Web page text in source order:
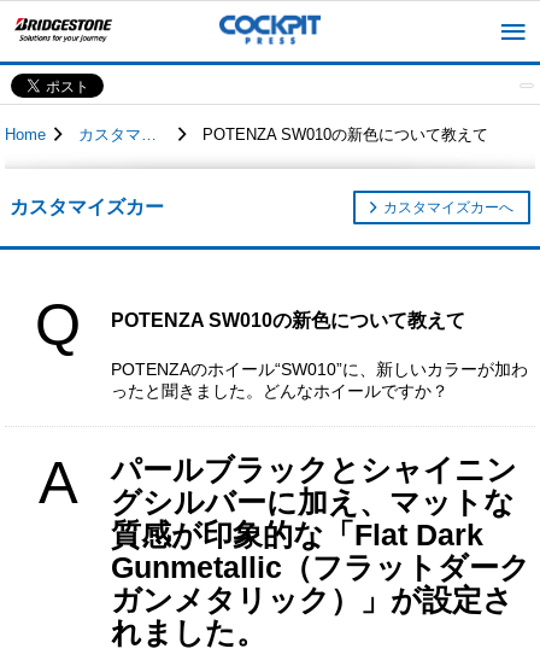
Home カスタマイズカー POTENZA SW010の新色について教えて
カスタマイズカー カスタマイズカーへ
Q POTENZA SW010の新色について教えて
POTENZAのホイール“SW010”に、新しいカラーが加わ
ったと聞きました。どんなホイールですか？
A
パールブラックとシャイニン
グシルバーに加え、マットな
質感が印象的な「Flat Dark
Gunmetallic（フラットダーク
ガンメタリック）」が設定さ
れました。